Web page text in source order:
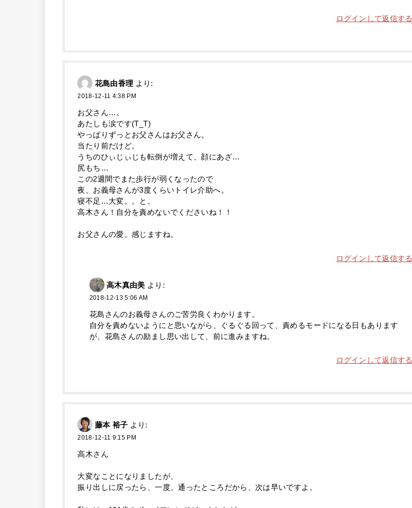
ログインして返信する
花島由香理 より:
2018-12-11 4:38 PM
お父さん…。
あたしも涙です(T_T)
やっぱりずっとお父さんはお父さん。
当たり前だけど。
うちのひぃじぃじも転倒が増えて、顔にあざ…
尻もち…
この2週間でまた歩行が弱くなったので
夜、お義母さんが3度くらいトイレ介助へ。
寝不足…大変。。と。
高木さん！自分を責めないでくださいね！！
お父さんの愛。感じますね。
ログインして返信する
高木真由美 より:
2018-12-13 5:06 AM
花島さんのお義母さんのご苦労良くわかります。
自分を責めないようにと思いながら、ぐるぐる回って、責めるモードになる日もあります
が、花島さんの励まし思い出して、前に進みますね。
ログインして返信する
藤本 裕子 より:
2018-12-11 9:15 PM
高木さん
大変なことになりましたが、
振り出しに戻ったら、一度、通ったところだから、次は早いですよ。